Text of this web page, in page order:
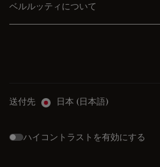
ベルルッティについて
送付先 日本 (日本語)
ハイコントラストを有効にする